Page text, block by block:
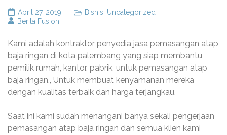
April 27, 2019 Bisnis Uncategorized
Berita Fusion
Kami adalah kontraktor penyedia jasa pemasangan atap
baja ringan di kota palembang yang siap membantu
pemilik rumah, kantor, pabrik, untuk pemasangan atap
baja ringan., Untuk membuat kenyamanan mereka
dengan kualitas terbaik dan harga terjangkau.
Saat ini kami sudah menangani banya sekali pengerjaan
pemasangan atap baja ringan dan semua klien kami